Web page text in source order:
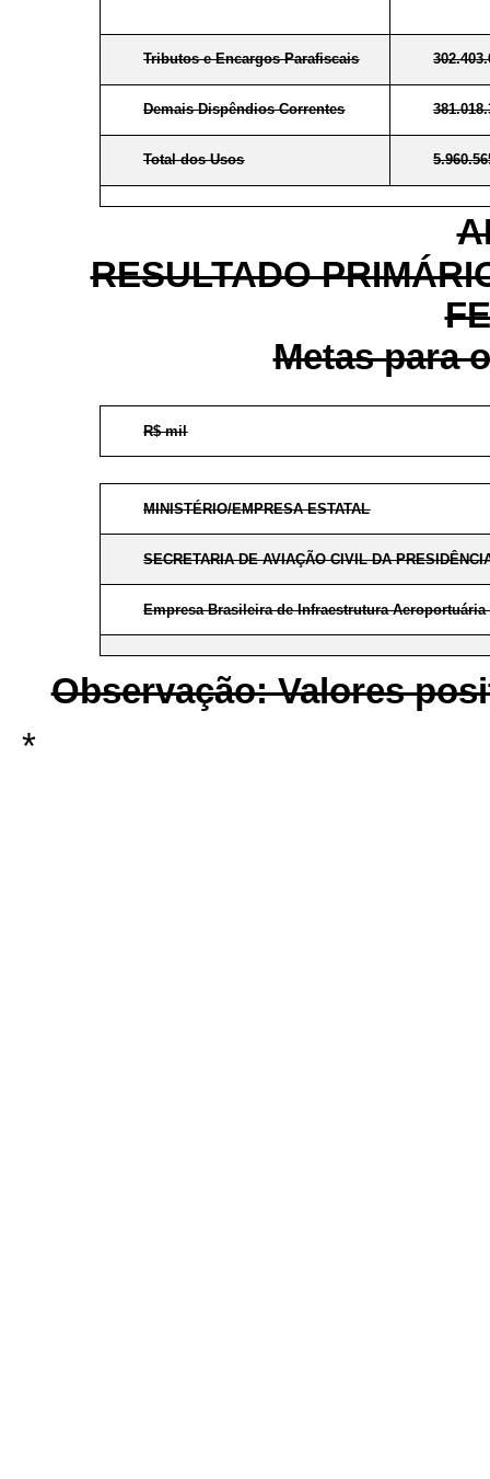
Tributos e Encargos Parafiscais
Demais Dispêndios Correntes
Total dos Usos
RESULTADO
Metas para
R$ mil
MINISTÉRIO/EMPRESA ESTATAL
SECRETARIA DE AVIAÇÃO CIVIL DA
Empresa Brasileira de Infraestrutura Aeroportuária
Observação: Valores
*